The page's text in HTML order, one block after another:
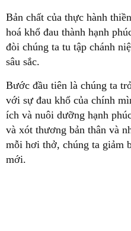
Bản chất của thực hành
hoá khổ đau thành hạnh
đòi chúng ta tu tập chánh
sâu sắc.
Bước đầu tiên là chúng ta
với sự đau khổ của chính
ích và nuôi dưỡng hạnh
và xót thương bản thân và
mỗi hơi thở, chúng ta giảm
mới.